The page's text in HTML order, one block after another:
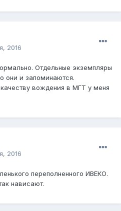
2016
Отдельные экземпляры
они и запоминаются.
вождения в МГТ у меня
2016
переполненного ИВЕКО.
нависают.